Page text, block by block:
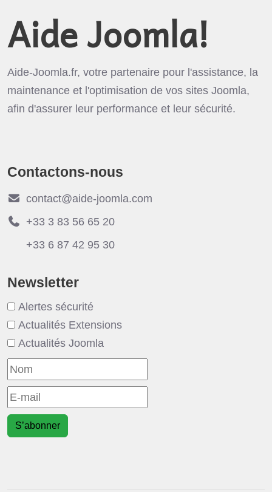
Aide Joomla!
Aide-Joomla.fr, votre partenaire pour l'assistance, la
maintenance et l'optimisation de vos sites Joomla,
afin d'assurer leur performance et leur sécurité.
Contactons-nous
contact@aide-joomla.com
+33 3 83 56 65 20
+33 6 87 42 95 30
Newsletter
Alertes sécurité
Actualités Extensions
Actualités Joomla
S’abonner